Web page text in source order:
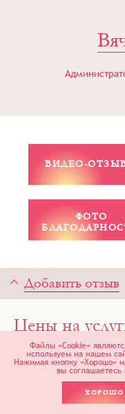
ВИДЕО-
ФОТО
Добавить отзыв
Цены на
Стоимость
Файлы «Cookie»
используем на нашем
Нажимая кнопку «Хорошо»
вы
ХОРОШО